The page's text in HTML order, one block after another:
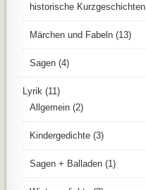
historische Kurzgeschichten
Märchen und Fabeln (13)
Sagen (4)
Lyrik (11)
Allgemein (2)
Kindergedichte (3)
Sagen + Balladen (1)